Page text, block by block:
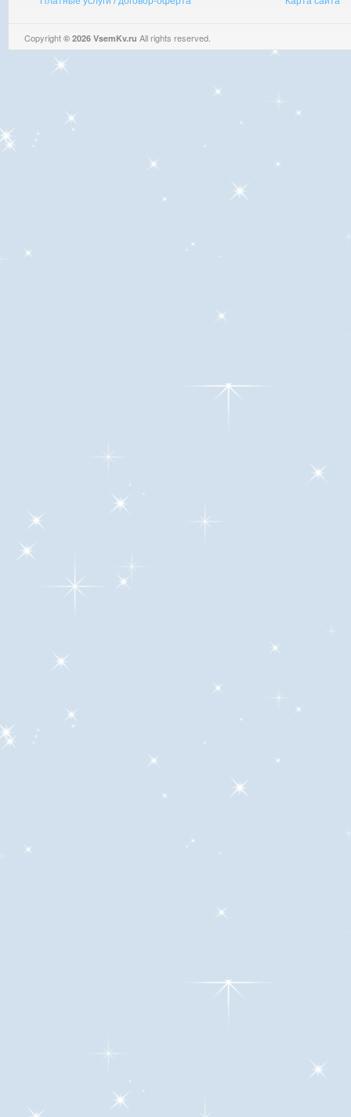
Copyright © 2026 VsemKv.ru All rights reserved.